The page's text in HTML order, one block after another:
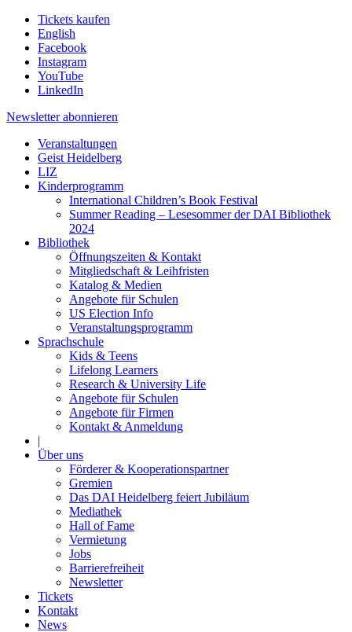
Tickets kaufen
English
Facebook
Instagram
YouTube
LinkedIn
Newsletter abonnieren
Veranstaltungen
Geist Heidelberg
LIZ
Kinderprogramm
International Children’s Book Festival
Summer Reading – Lesesommer der DAI Bibliothek
2024
Bibliothek
Öffnungszeiten & Kontakt
Mitgliedschaft & Leihfristen
Katalog & Medien
Angebote für Schulen
US Election Info
Veranstaltungsprogramm
Sprachschule
Kids & Teens
Lifelong Learners
Research & University Life
Angebote für Schulen
Angebote für Firmen
Kontakt & Anmeldung
|
Über uns
Förderer & Kooperationspartner
Gremien
Das DAI Heidelberg feiert Jubiläum
Mediathek
Hall of Fame
Vermietung
Jobs
Barrierefreiheit
Newsletter
Tickets
Kontakt
News